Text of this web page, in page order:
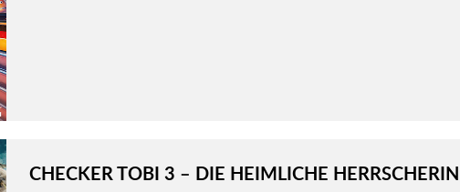
CHECKER TOBI 3 – DIE HEIMLICHE